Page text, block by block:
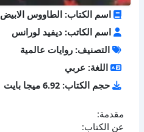
اسم الكتاب: الطاووس الابيض
اسم الكاتب: ديفيد لورانس
التصنيف: روايات عالمية
اللغة: عربي
حجم الكتاب: 6.92 ميجا بايت
مقدمة:
عن الكتاب: